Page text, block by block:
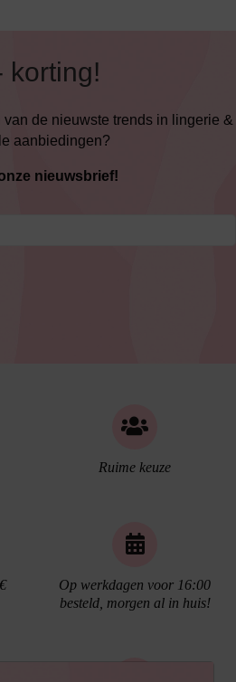
korting!
de nieuwste trends in lingerie &
aanbiedingen?
nieuwsbrief!
Ruime keuze
Op werkdagen voor 16:00
besteld, morgen al in huis!